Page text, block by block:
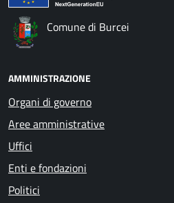
Comune di Burcei
AMMINISTRAZIONE
Organi di governo
Aree amministrative
Uffici
Enti e fondazioni
Politici